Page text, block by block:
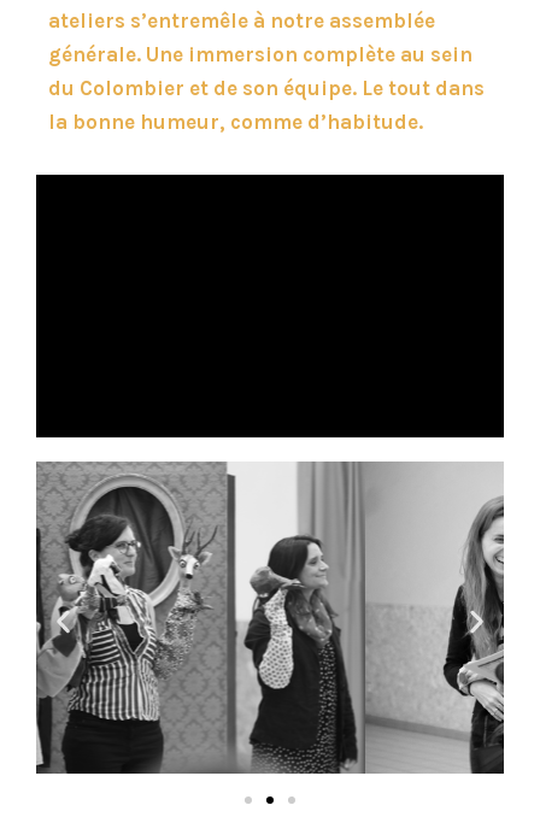
ateliers s’entremêle à notre assemblée
générale. Une immersion complète au sein
du Colombier et de son équipe. Le tout dans
la bonne humeur, comme d’habitude.